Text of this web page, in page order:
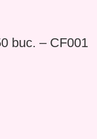
buc. – CF001